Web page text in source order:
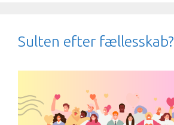
Sulten efter fællesskab?